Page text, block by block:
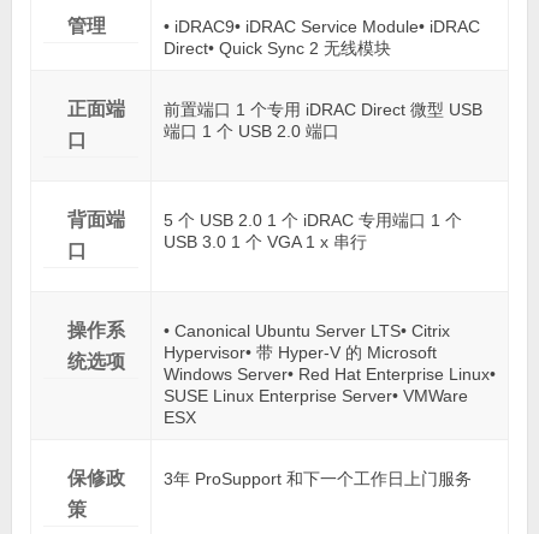
管理
• iDRAC9• iDRAC Service Module• iDRAC
Direct• Quick Sync 2 无线模块
正面端
口
前置端口 1 个专用 iDRAC Direct 微型 USB
端口 1 个 USB 2.0 端口
背面端
口
5 个 USB 2.0 1 个 iDRAC 专用端口 1 个
USB 3.0 1 个 VGA 1 x 串行
操作系
统选项
• Canonical Ubuntu Server LTS• Citrix
Hypervisor• 带 Hyper-V 的 Microsoft
Windows Server• Red Hat Enterprise Linux•
SUSE Linux Enterprise Server• VMWare
ESX
保修政
策
3年 ProSupport 和下一个工作日上门服务